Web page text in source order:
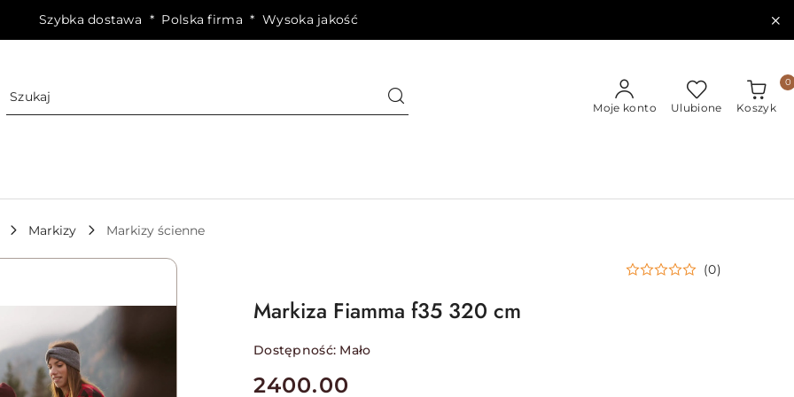
Szybka dostawa * Polska firma * Wysoka jakość
Moje konto Ulubione Koszyk
0
Markizy Markizy ścienne
(0)
Markiza Fiamma f35 320 cm
Dostępność: Mało
cena:
2400.00